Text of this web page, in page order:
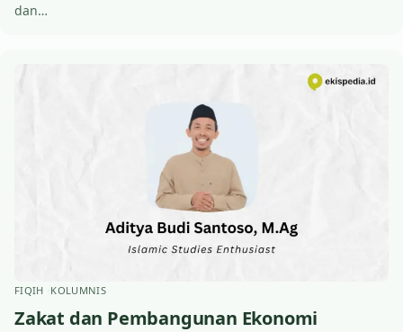
dan…
FIQIH KOLUMNIS
Zakat dan Pembangunan Ekonomi